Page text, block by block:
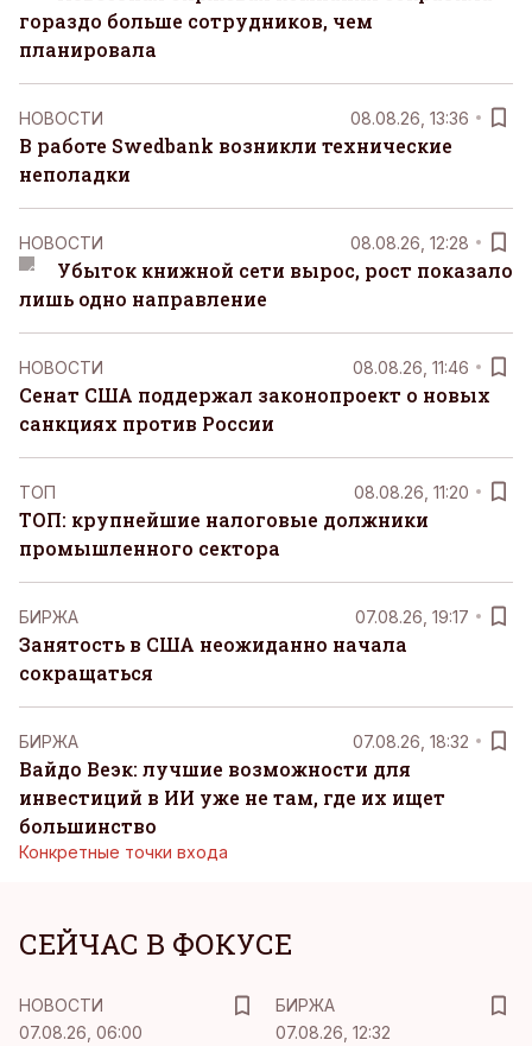
гораздо больше сотрудников, чем
планировала
НОВОСТИ 08.08.26, 13:36
В работе Swedbank возникли технические
неполадки
НОВОСТИ 08.08.26, 12:28
Убыток книжной сети вырос, рост показало
лишь одно направление
НОВОСТИ 08.08.26, 11:46
Сенат США поддержал законопроект о новых
санкциях против России
ТОП 08.08.26, 11:20
ТОП: крупнейшие налоговые должники
промышленного сектора
БИРЖА 07.08.26, 19:17
Занятость в США неожиданно начала
сокращаться
БИРЖА 07.08.26, 18:32
Вайдо Веэк: лучшие возможности для
инвестиций в ИИ уже не там, где их ищет
большинство
Конкретные точки входа
СЕЙЧАС В ФОКУСЕ
НОВОСТИ
07.08.26, 06:00
БИРЖА
07.08.26, 12:32